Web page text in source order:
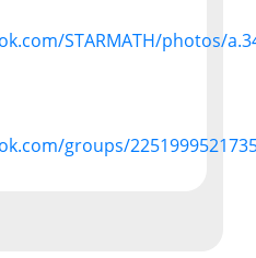
STARMATH/photos/
groups/